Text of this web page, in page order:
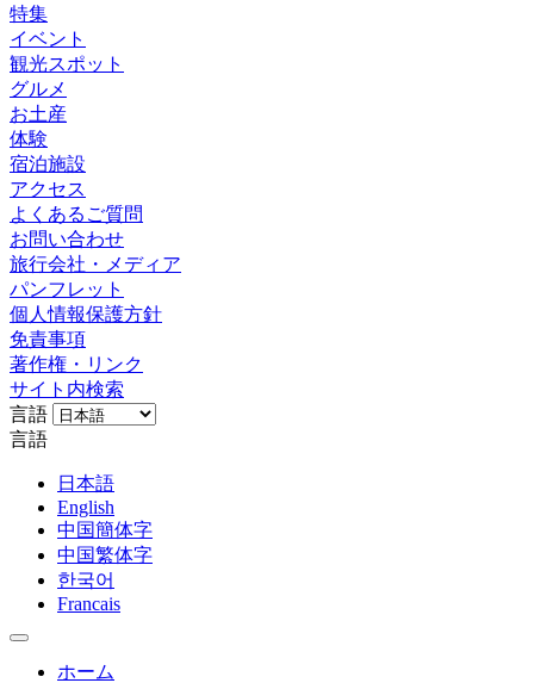
特集
イベント
観光スポット
グルメ
お土産
体験
宿泊施設
アクセス
よくあるご質問
お問い合わせ
旅行会社・メディア
パンフレット
個人情報保護方針
免責事項
著作権・リンク
サイト内検索
言語
言語
日本語
English
中国簡体字
中国繁体字
한국어
Francais
ホーム